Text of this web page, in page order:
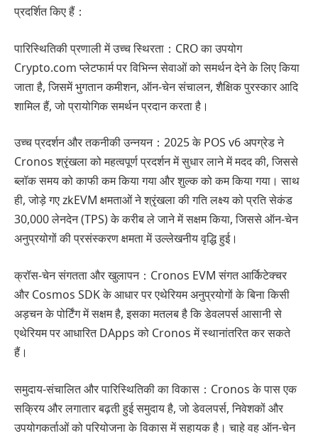
प्रदर्शित किए हैं：
पारिस्थितिकी प्रणाली में उच्च स्थिरता：CRO का उपयोग
Crypto.com प्लेटफार्म पर विभिन्न सेवाओं को समर्थन देने के लिए किया
जाता है, जिसमें भुगतान कमीशन, ऑन-चेन संचालन, शैक्षिक पुरस्कार आदि
शामिल हैं, जो प्रायोगिक समर्थन प्रदान करता है।
उच्च प्रदर्शन और तकनीकी उन्नयन：2025 के POS v6 अपग्रेड ने
Cronos श्रृंखला को महत्वपूर्ण प्रदर्शन में सुधार लाने में मदद की, जिससे
ब्लॉक समय को काफी कम किया गया और शुल्क को कम किया गया। साथ
ही, जोड़े गए zkEVM क्षमताओं ने श्रृंखला की गति लक्ष्य को प्रति सेकंड
30,000 लेनदेन (TPS) के करीब ले जाने में सक्षम किया, जिससे ऑन-चेन
अनुप्रयोगों की प्रसंस्करण क्षमता में उल्लेखनीय वृद्धि हुई।
क्रॉस-चेन संगतता और खुलापन：Cronos EVM संगत आर्किटेक्चर
और Cosmos SDK के आधार पर एथेरियम अनुप्रयोगों के बिना किसी
अड़चन के पोर्टिंग में सक्षम है, इसका मतलब है कि डेवलपर्स आसानी से
एथेरियम पर आधारित DApps को Cronos में स्थानांतरित कर सकते
हैं।
समुदाय-संचालित और पारिस्थितिकी का विकास：Cronos के पास एक
सक्रिय और लगातार बढ़ती हुई समुदाय है, जो डेवलपर्स, निवेशकों और
उपयोगकर्ताओं को परियोजना के विकास में सहायक है। चाहे वह ऑन-चेन